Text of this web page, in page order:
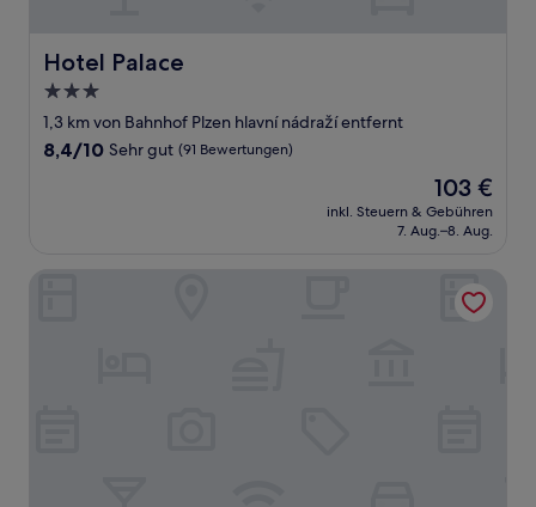
Hotel Palace
Hotel Palace
3.0-
Sterne-
Unterkunft
1,3 km von Bahnhof Plzen hlavní nádraží entfernt
8.4
Bewertungen)
8,4/10 Sehr gut (91 Bewertungen)
Der
Preis
beträgt
103 €
inkl. Steuern & Gebühren
7. Aug.–8. Aug.